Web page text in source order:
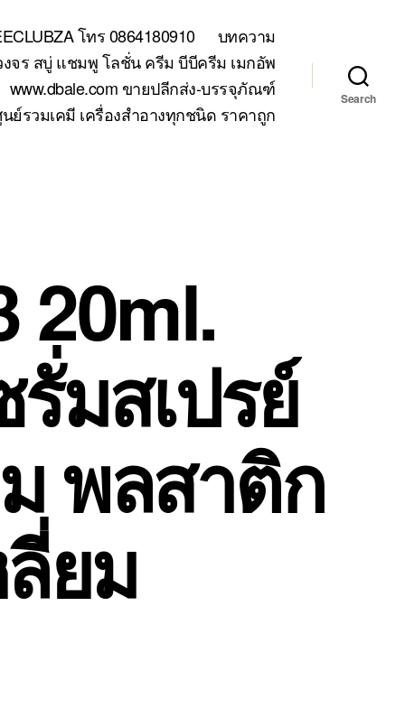
โทร 0864180910
บทความ
งจร สบู่ แชมพู โลชั่น ครีม บีบีครีม เมกอัพ
www.dbale.com ขายปลีกส่ง-บรรจุภัณฑ์
รวมเคมี เครื่องสำอางทุกชนิด ราคาถูก
Search
20ml.
มสเปรย์
พลสาติก
ยม